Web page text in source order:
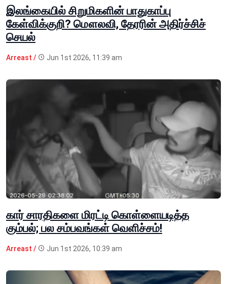
இலங்கையில் சிறுமிகளின் பாதுகாப்பு
கேள்விக்குறி? மௌலவி, தேரரின் அதிர்ச்சிச்
செயல்
Arreast / Jun 1st 2026, 11:39 am
கார் சாரதிகளை மிரட்டி கொள்ளையடித்த
கும்பல்; பல சம்பவங்கள் வெளிச்சம்!
Arreast / Jun 1st 2026, 10:39 am